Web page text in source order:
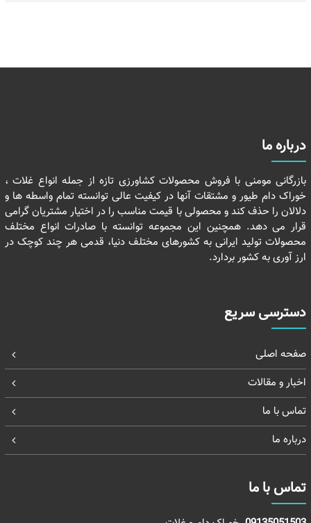
درباره ما
بازرگانی مومنی با فروش محصولات کشاورزی تازه از جمله انواع غلات ،
خوراک دام طیور و مشتقات آنها در کیفیت عالی توانسته تمام واسطه ها و
دلالان را حذف کند و محصولی با قیمت مناسب را در اختیار مشتریان گرامی
قرار می دهد. همچنین این مجموعه توانسته با صادرات انواع مختلف
محصولات تولید ایرانی به کشورهای مختلف دنیا، قدمی هر چند کوچک در
ارز آوری به کشور بردارد.
دسترسی سریع
صفحه اصلی
اخبار و مقالات
تماس با ما
درباره ما
تماس با ما